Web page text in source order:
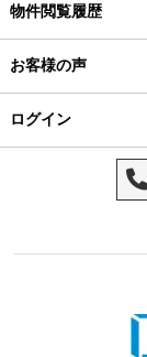
物件閲覧履歴
お客様の声
ログイン